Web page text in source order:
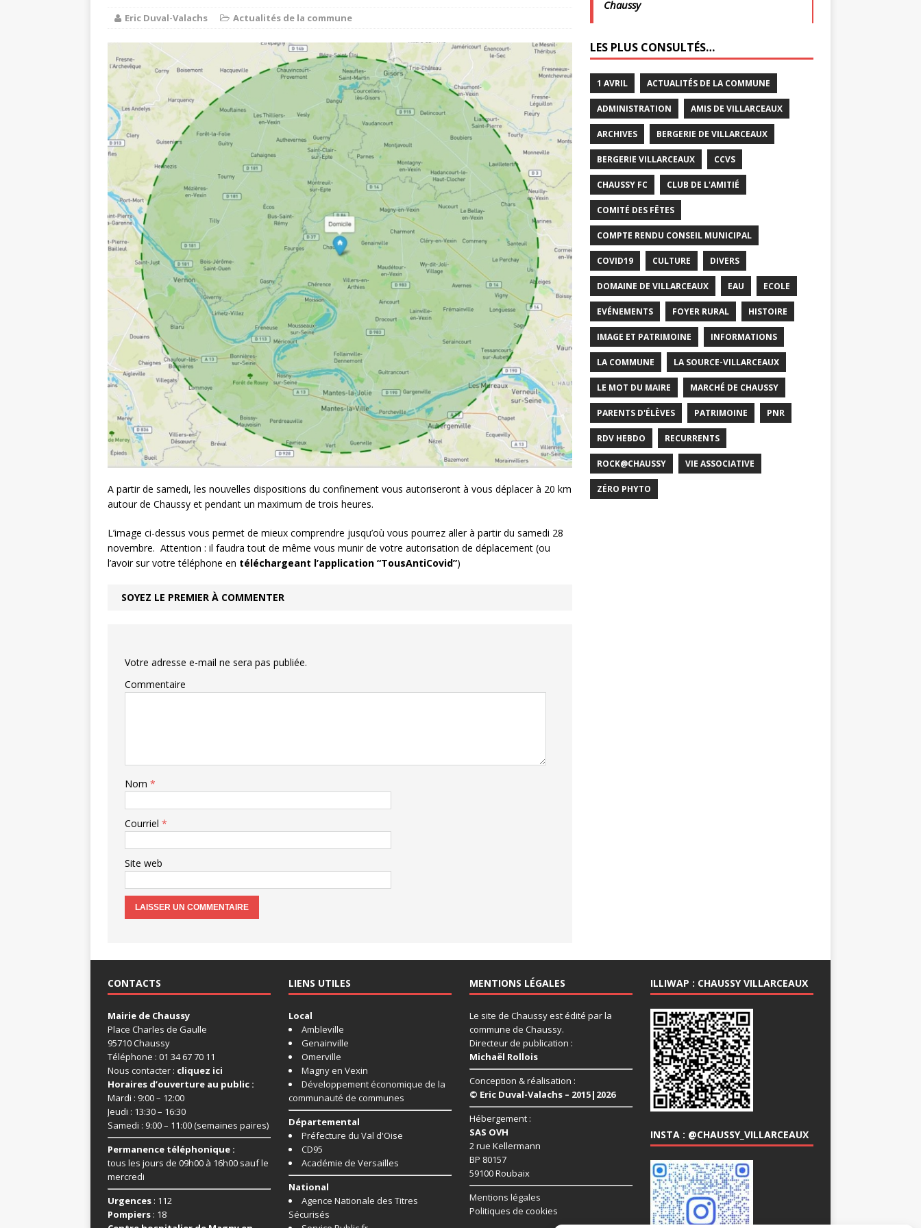
[ 17 juillet 2026 ] Balades extraordinaires | 26 juillet | Villarceaux
[ 3 août 2026 ] Ninon de Lenclos ACTUALITÉS DE LA COMMUNE
Eric Duval-Valachs Actualités de la commune
A partir de samedi, les nouvelles dispositions du confinement vous autoriseront à vous déplacer à 20 km
autour de Chaussy et pendant un maximum de trois heures.
L’image ci-dessus vous permet de mieux comprendre jusqu’où vous pourrez aller à partir du samedi 28
novembre. Attention : il faudra tout de même vous munir de votre autorisation de déplacement (ou
l’avoir sur votre téléphone en téléchargeant l’application “TousAntiCovid”)
SOYEZ LE PREMIER À COMMENTER
Votre adresse e-mail ne sera pas publiée.
Commentaire
Nom *
Courriel *
Site web
Chaussy
LES PLUS CONSULTÉS…
1 AVRIL ACTUALITÉS DE LA COMMUNE
ADMINISTRATION AMIS DE VILLARCEAUX
ARCHIVES BERGERIE DE VILLARCEAUX
BERGERIE VILLARCEAUX CCVS
CHAUSSY FC CLUB DE L'AMITIÉ
COMITÉ DES FÊTES
COMPTE RENDU CONSEIL MUNICIPAL
COVID19 CULTURE DIVERS
DOMAINE DE VILLARCEAUX EAU ECOLE
EVÉNEMENTS FOYER RURAL HISTOIRE
IMAGE ET PATRIMOINE INFORMATIONS
LA COMMUNE LA SOURCE-VILLARCEAUX
LE MOT DU MAIRE MARCHÉ DE CHAUSSY
PARENTS D'ÉLÈVES PATRIMOINE PNR
RDV HEBDO RECURRENTS
ROCK@CHAUSSY VIE ASSOCIATIVE
ZÉRO PHYTO
CONTACTS
Mairie de Chaussy
Place Charles de Gaulle
95710 Chaussy
Téléphone : 01 34 67 70 11
Nous contacter : cliquez ici
Horaires d’ouverture au public :
Mardi : 9:00 – 12:00
Jeudi : 13:30 – 16:30
Samedi : 9:00 – 11:00 (semaines paires)
Permanence téléphonique :
tous les jours de 09h00 à 16h00 sauf le
mercredi
Urgences : 112
Pompiers : 18
LIENS UTILES
Local
Ambleville
Genainville
Omerville
Magny en Vexin
Développement économique de la
communauté de communes
Départemental
Préfecture du Val d'Oise
CD95
Académie de Versailles
National
Agence Nationale des Titres
Sécurisés
MENTIONS LÉGALES
Le site de Chaussy est édité par la
commune de Chaussy.
Directeur de publication :
Michaël Rollois
Conception & réalisation :
© Eric Duval-Valachs – 2015|2026
Hébergement :
SAS OVH
2 rue Kellermann
BP 80157
59100 Roubaix
Mentions légales
Politiques de cookies
ILLIWAP : CHAUSSY VILLARCEAUX
INSTA : @CHAUSSY_VILLARCEAUX